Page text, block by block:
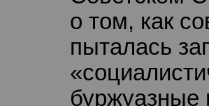
о том, как
пыталась
буржуазные